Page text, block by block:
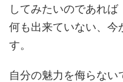
してみたいのであれば
何も出来ていない、今
す。
自分の魅力を侮らない